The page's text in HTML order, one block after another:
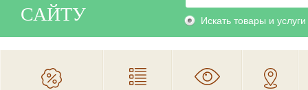
САЙТУ
Искать товары и услуги